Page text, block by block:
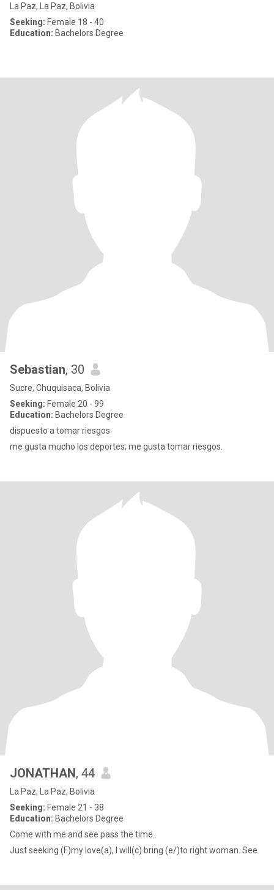
La Paz, La Paz, Bolivia
Seeking: Female 18 - 40
Education: Bachelors Degree
Sebastian, 30
Sucre, Chuquisaca, Bolivia
Seeking: Female 20 - 99
Education: Bachelors Degree
dispuesto a tomar riesgos
me gusta mucho los deportes, me gusta tomar riesgos.
JONATHAN, 44
La Paz, La Paz, Bolivia
Seeking: Female 21 - 38
Education: Bachelors Degree
Come with me and see pass the time..
Just seeking (F)my love(a), I will(c) bring (e/)to right woman. See